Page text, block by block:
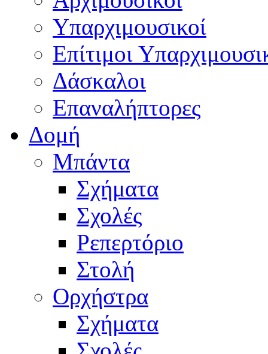
Υπαρχιμουσικοί
Επίτιμοι
Δάσκαλοι
Επαναλήπτορες
Δομή
Μπάντα
Σχήματα
Σχολές
Ρεπερτόριο
Στολή
Ορχήστρα
Σχήματα